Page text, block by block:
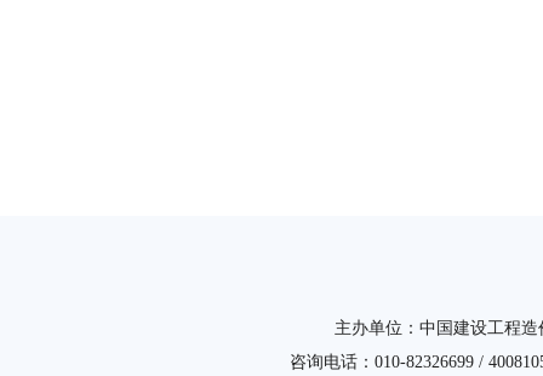
主办单位：中国建设工程
咨询电话：010-82326699 /